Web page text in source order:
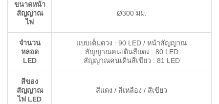
ขนาดหน้า
สัญญาณ
ไฟ
Ø300 มม.
จำนวน
หลอด
LED
แบบเต็มดวง : 90 LED / หน้าสัญญาณ
สัญญาณคนเดินสีแดง : 80 LED
สัญญาณคนเดินสีเขียว : 81 LED
สีของ
สัญญาณ
ไฟ LED
สีแดง / สีเหลือง / สีเขียว